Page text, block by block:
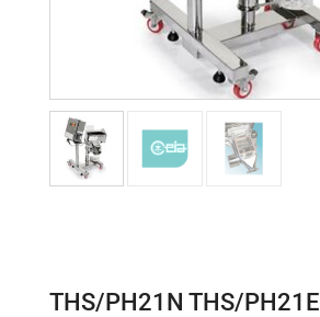
THS/PH21N THS/PH21E